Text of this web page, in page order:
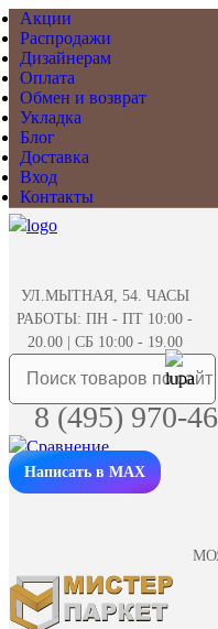
Акции
Распродажи
Дизайнерам
Оплата
Обмен и возврат
Укладка
Блог
Доставка
Вход
Контакты
УЛ.МЫТНАЯ, 54. ЧАСЫ
РАБОТЫ: ПН - ПТ 10:00 -
20.00 | СБ 10:00 - 19.00
8 (495) 970-
Написать в MAX